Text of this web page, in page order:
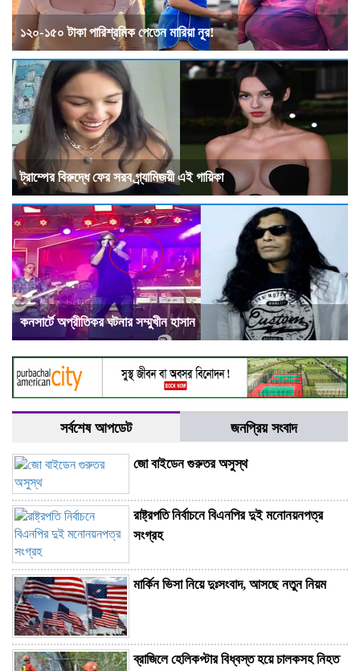
১২০-১৫০ টাকা পারিশ্রমিক পেতেন মারিয়া নূর!
ট্রাম্পের বিরুদ্ধে ফের সরব গ্র্যামিজয়ী এই গায়িকা
কনসার্টে অপ্রীতিকর ঘটনার সম্মুখীন হাসান
সর্বশেষ আপডেট জনপ্রিয় সংবাদ
জো বাইডেন গুরুতর অসুস্থ
রাষ্ট্রপতি নির্বাচনে বিএনপির দুই মনোনয়নপত্র
সংগ্রহ
মার্কিন ভিসা নিয়ে দুঃসংবাদ, আসছে নতুন নিয়ম
ব্রাজিলে হেলিকপ্টার বিধ্বস্ত হয়ে চালকসহ নিহত